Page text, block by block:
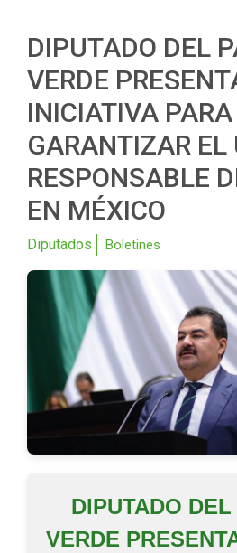
DIPUTADO DEL
VERDE
INICIATIVA PARA
GARANTIZAR EL
RESPONSABLE
EN MÉXICO
Diputados Boletines
DIPUTADO
VERDE